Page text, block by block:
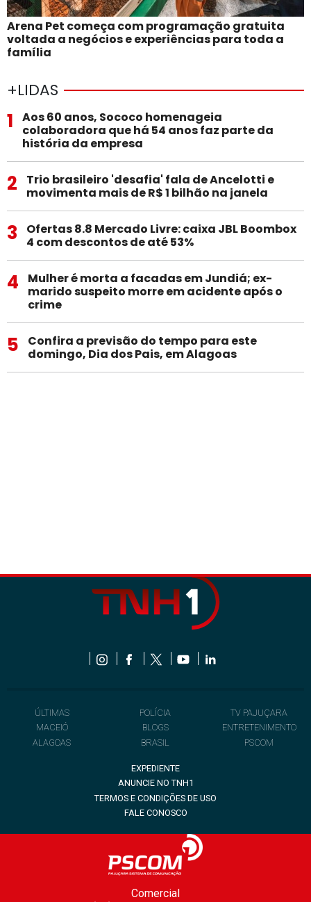
Arena Pet começa com programação gratuita
voltada a negócios e experiências para toda a
família
+LIDAS
1
Aos 60 anos, Sococo homenageia
colaboradora que há 54 anos faz parte da
história da empresa
2
Trio brasileiro 'desafia' fala de Ancelotti e
movimenta mais de R$ 1 bilhão na janela
3
Ofertas 8.8 Mercado Livre: caixa JBL Boombox
4 com descontos de até 53%
4
Mulher é morta a facadas em Jundiá; ex-
marido suspeito morre em acidente após o
crime
5
Confira a previsão do tempo para este
domingo, Dia dos Pais, em Alagoas
ÚLTIMAS
MACEIÓ
ALAGOAS
POLÍCIA
BLOGS
BRASIL
TV PAJUÇARA
ENTRETENIMENTO
PSCOM
EXPEDIENTE
ANUNCIE NO TNH1
TERMOS E CONDIÇÕES DE USO
FALE CONOSCO
Comercial